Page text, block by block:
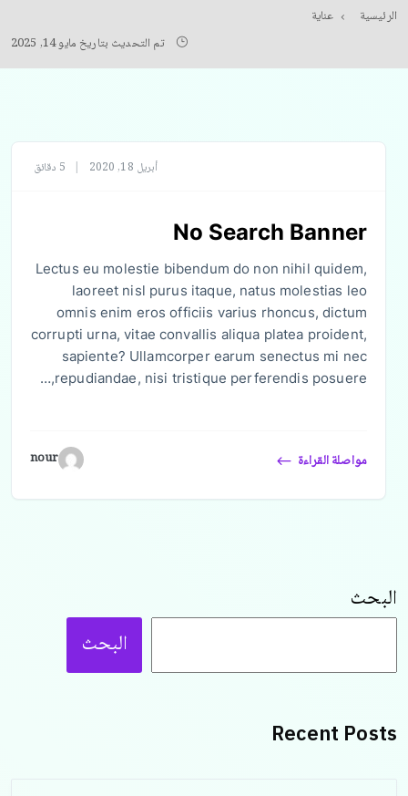
الرئيسية
عناية
تم التحديث بتاريخ مايو 14, 2025
أبريل 18, 2020 5 دقائق
No Search Banner
Lectus eu molestie bibendum do non nihil quidem,
laoreet nisl purus itaque, natus molestias leo
omnis enim eros officiis varius rhoncus, dictum
corrupti urna, vitae convallis aliqua platea proident,
sapiente? Ullamcorper earum senectus mi nec
repudiandae, nisi tristique perferendis posuere,…
مواصلة القراءة nour
البحث
البحث
Recent Posts